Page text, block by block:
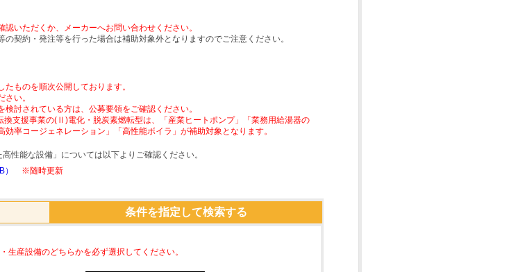
いただくか、メーカーへお問い合わせください。
契約・発注等を行った場合は補助対象外となりますのでご注意ください。
ものを順次公開しております。
い。
討されている方は、公募要領をご確認ください。
支援事業の(Ⅱ)電化・脱炭素燃転型は、「産業ヒートポンプ」「業務用給湯器の
率コージェネレーション」「高性能ボイラ」が補助対象となります。
性能な設備」については以下よりご確認ください。
※随時更新
条件を指定して検索する
生産設備のどちらかを必ず選択してください。